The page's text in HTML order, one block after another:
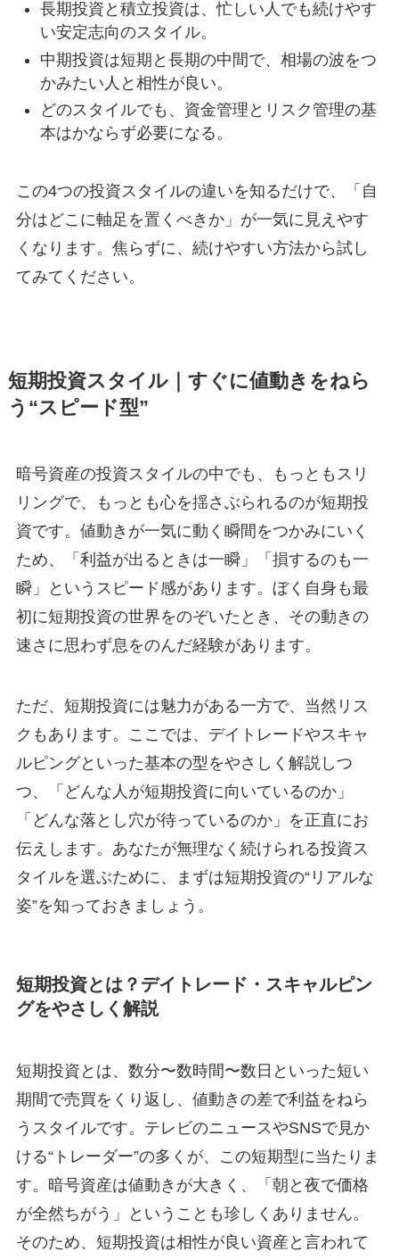
長期投資と積立投資は、忙しい人でも続けやす
い安定志向のスタイル。
中期投資は短期と長期の中間で、相場の波をつ
かみたい人と相性が良い。
どのスタイルでも、資金管理とリスク管理の基
本はかならず必要になる。
この4つの投資スタイルの違いを知るだけで、「自
分はどこに軸足を置くべきか」が一気に見えやす
くなります。焦らずに、続けやすい方法から試し
てみてください。
短期投資スタイル｜すぐに値動きをねら
う“スピード型”
暗号資産の投資スタイルの中でも、もっともスリ
リングで、もっとも心を揺さぶられるのが短期投
資です。値動きが一気に動く瞬間をつかみにいく
ため、「利益が出るときは一瞬」「損するのも一
瞬」というスピード感があります。ぼく自身も最
初に短期投資の世界をのぞいたとき、その動きの
速さに思わず息をのんだ経験があります。
ただ、短期投資には魅力がある一方で、当然リス
クもあります。ここでは、デイトレードやスキャ
ルピングといった基本の型をやさしく解説しつ
つ、「どんな人が短期投資に向いているのか」
「どんな落とし穴が待っているのか」を正直にお
伝えします。あなたが無理なく続けられる投資ス
タイルを選ぶために、まずは短期投資の“リアルな
姿”を知っておきましょう。
短期投資とは？デイトレード・スキャルピン
グをやさしく解説
短期投資とは、数分〜数時間〜数日といった短い
期間で売買をくり返し、値動きの差で利益をねら
うスタイルです。テレビのニュースやSNSで見か
ける“トレーダー”の多くが、この短期型に当たりま
す。暗号資産は値動きが大きく、「朝と夜で価格
が全然ちがう」ということも珍しくありません。
そのため、短期投資は相性が良い資産と言われて